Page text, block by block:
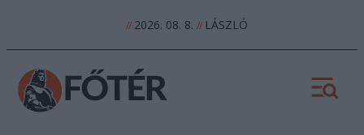
//2026. 08. 8. //LÁSZLÓ